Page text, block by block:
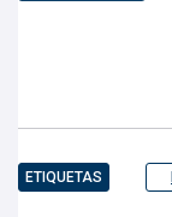
ETIQUETAS